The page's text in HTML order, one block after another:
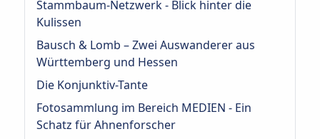
Stammbaum-Netzwerk - Blick hinter die
Kulissen
Bausch & Lomb – Zwei Auswanderer aus
Württemberg und Hessen
Die Konjunktiv-Tante
Fotosammlung im Bereich MEDIEN - Ein
Schatz für Ahnenforscher